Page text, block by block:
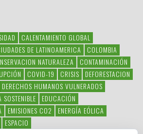
CALENTAMIENTO GLOBAL
DE LATINOAMERICA
COLOMBIA
NATURALEZA
CONTAMINACIÓN
COVID-19 CRISIS
DEFORESTACION
DERECHOS HUMANOS VULNERADOS
EDUCACIÓN
EMISIONES CO2
ENERGÍA EÓLICA
ESPACIO